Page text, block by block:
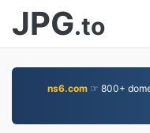
JPG.to
ns6.com ☞ 800+